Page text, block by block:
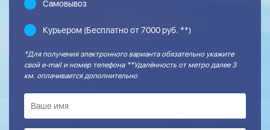
Самовывоз
Курьером (Бесплатно от 7000 руб. **)
*Для получения электронного варианта обязательно укажите
свой e-mail и номер телефона **Удалённость от метро далее 3
км. оплачивается дополнительно